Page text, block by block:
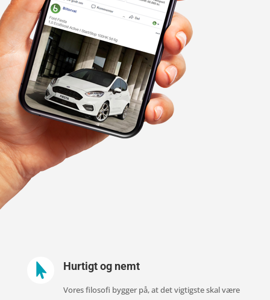
 Hurtigt og nemt
Vores filosofi bygger på, at det vigtigste skal være